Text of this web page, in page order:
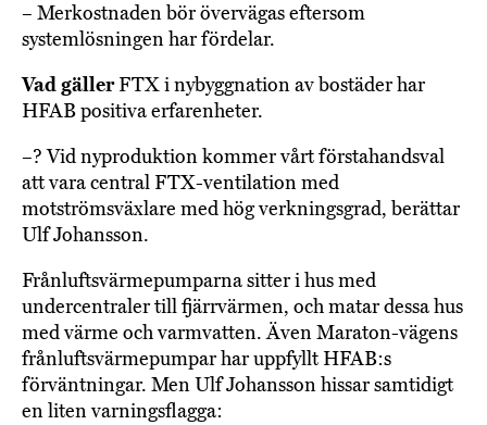
– Merkostnaden bör övervägas eftersom
systemlösningen har fördelar.
Vad gällerFTX i nybyggnation av bostäder har
HFAB positiva erfarenheter.
–? Vid nyproduktion kommer vårt förstahandsval
att vara central FTX-ventilation med
motströmsväxlare med hög verkningsgrad, berättar
Ulf Johansson.
Frånluftsvärmepumparna sitter i hus med
undercentraler till fjärrvärmen, och matar dessa hus
med värme och varmvatten. Även Maraton-vägens
frånluftsvärmepumpar har uppfyllt HFAB:s
förväntningar. Men Ulf Johansson hissar samtidigt
en liten varningsflagga: